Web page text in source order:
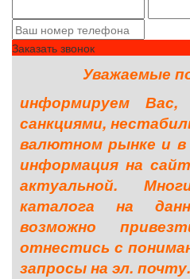
Заказать звонок
Уважаемые
информируем
санкциями,
валютном рынке и в
информация на
актуальной.
каталога на
возможно
отнестись с
запросы на эл. почту.